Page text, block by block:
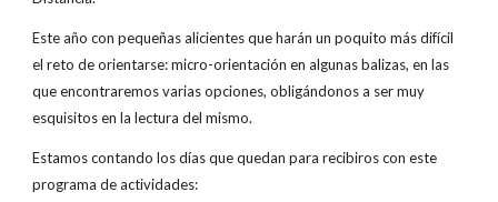
Este año con pequeñas alicientes que harán un poquito más difícil
el reto de orientarse: micro-orientación en algunas balizas, en las
que encontraremos varias opciones, obligándonos a ser muy
esquisitos en la lectura del mismo.
Estamos contando los días que quedan para recibiros con este
programa de actividades: